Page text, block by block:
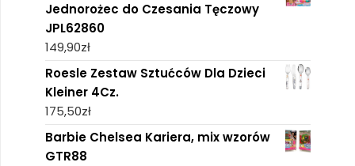
Jednorożec do Czesania Tęczowy
JPL62860
149,90zł
Roesle Zestaw Sztućców Dla Dzieci
Kleiner 4Cz.
175,50zł
Barbie Chelsea Kariera, mix wzorów
GTR88